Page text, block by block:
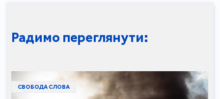
Радимо переглянути:
СВОБОДА СЛОВА